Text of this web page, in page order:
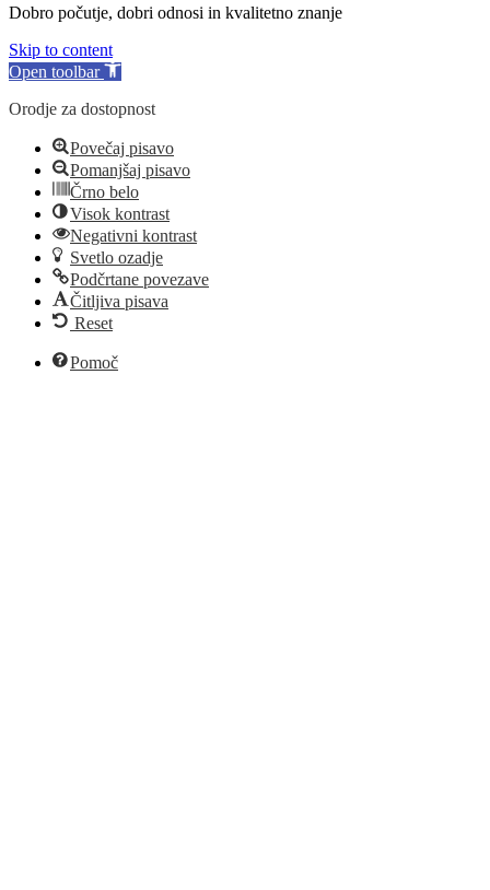
Dobro počutje, dobri odnosi in kvalitetno znanje
Skip to content
Open toolbar
Orodje za dostopnost
Povečaj pisavo
Pomanjšaj pisavo
Črno belo
Visok kontrast
Negativni kontrast
Svetlo ozadje
Podčrtane povezave
Čitljiva pisava
Reset
Pomoč